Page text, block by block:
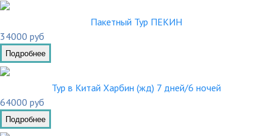
Пакетный Тур ПЕКИН
34000 руб
Подробнее
Тур в Китай Харбин (жд) 7 дней/6 ночей
64000 руб
Подробнее